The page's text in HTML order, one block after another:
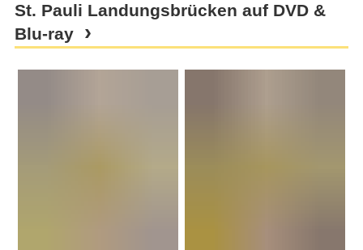
St. Pauli Landungsbrücken auf DVD &
Blu-ray